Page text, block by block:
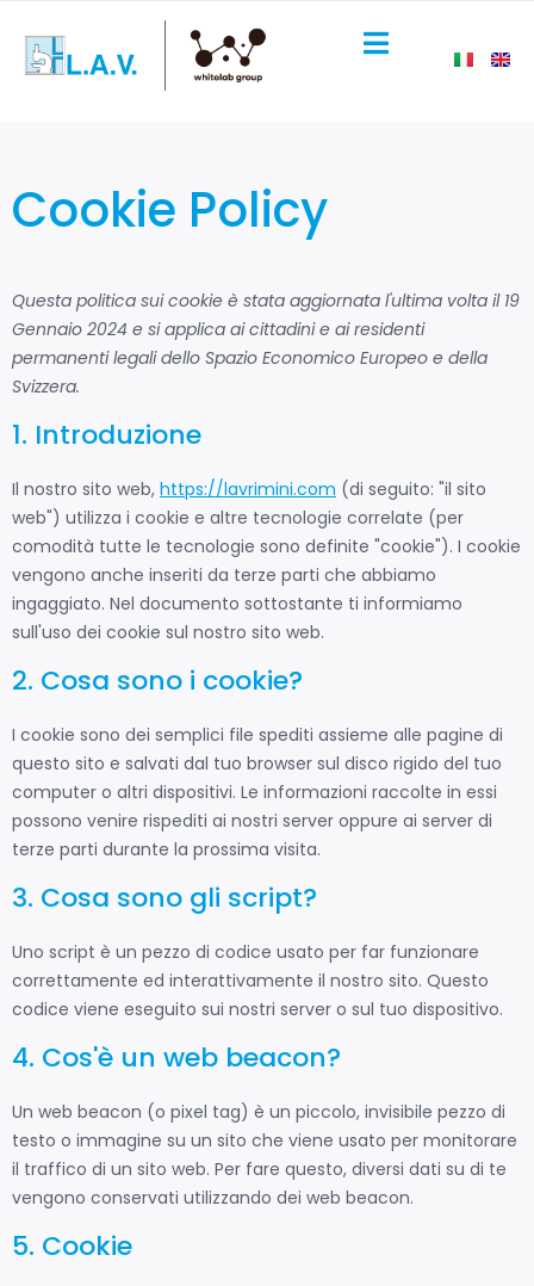
Cookie Policy
Questa politica sui cookie è stata aggiornata l'ultima volta il 19
Gennaio 2024 e si applica ai cittadini e ai residenti
permanenti legali dello Spazio Economico Europeo e della
Svizzera.
1. Introduzione
Il nostro sito web, https://lavrimini.com (di seguito: "il sito
web") utilizza i cookie e altre tecnologie correlate (per
comodità tutte le tecnologie sono definite "cookie"). I cookie
vengono anche inseriti da terze parti che abbiamo
ingaggiato. Nel documento sottostante ti informiamo
sull'uso dei cookie sul nostro sito web.
2. Cosa sono i cookie?
I cookie sono dei semplici file spediti assieme alle pagine di
questo sito e salvati dal tuo browser sul disco rigido del tuo
computer o altri dispositivi. Le informazioni raccolte in essi
possono venire rispediti ai nostri server oppure ai server di
terze parti durante la prossima visita.
3. Cosa sono gli script?
Uno script è un pezzo di codice usato per far funzionare
correttamente ed interattivamente il nostro sito. Questo
codice viene eseguito sui nostri server o sul tuo dispositivo.
4. Cos'è un web beacon?
Un web beacon (o pixel tag) è un piccolo, invisibile pezzo di
testo o immagine su un sito che viene usato per monitorare
il traffico di un sito web. Per fare questo, diversi dati su di te
vengono conservati utilizzando dei web beacon.
5. Cookie